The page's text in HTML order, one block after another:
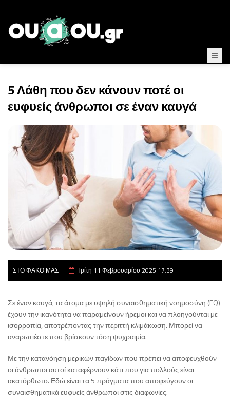
5 Λάθη που δεν κάνουν ποτέ οι
ευφυείς άνθρωποι σε έναν καυγά
ΣΤΟ ΦΑΚΟ ΜΑΣ Τρίτη 11 Φεβρουαρίου 2025 17:39
Σε έναν καυγά, τα άτομα με υψηλή συναισθηματική νοημοσύνη (EQ)
έχουν την ικανότητα να παραμείνουν ήρεμοι και να πλοηγούνται με
ισορροπία, αποτρέποντας την περιττή κλιμάκωση. Μπορεί να
αναρωτιέστε που βρίσκουν τόση ψυχραιμία.
Με την κατανόηση μερικών παγίδων που πρέπει να αποφευχθούν
οι άνθρωποι αυτοί καταφέρνουν κάτι που για πολλούς είναι
ακατόρθωτο. Εδώ είναι τα 5 πράγματα που αποφεύγουν οι
συναισθηματικά ευφυείς άνθρωποι στις διαφωνίες.